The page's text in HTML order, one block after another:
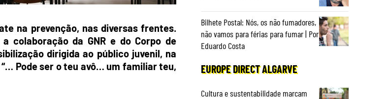
na prevenção, nas diversas frentes.
colaboração da GNR e do Corpo de
dirigida ao público juvenil, na
“… Pode ser o teu avô… um familiar teu,
Bilhete Postal: Nós, os não fumadores,
não vamos para férias para fumar | Por
Eduardo Costa
EUROPE DIRECT ALGARVE
Cultura e sustentabilidade marcam